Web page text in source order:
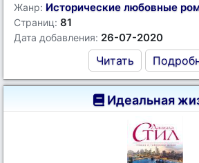
Жанр: Исторические любовные
Страниц: 81
Дата добавления: 26-07-2020
Читать
Идеальная